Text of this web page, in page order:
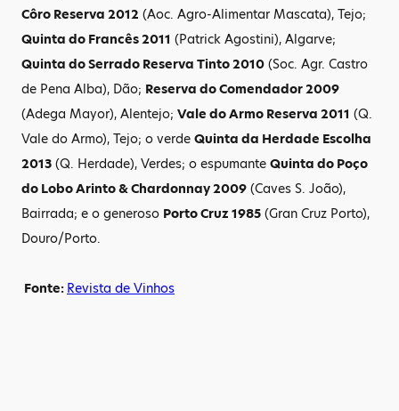
Côro Reserva 2012 (Aoc. Agro-Alimentar Mascata), Tejo;
Quinta do Francês 2011 (Patrick Agostini), Algarve;
Quinta do Serrado Reserva Tinto 2010 (Soc. Agr. Castro
de Pena Alba), Dão; Reserva do Comendador 2009
(Adega Mayor), Alentejo; Vale do Armo Reserva 2011 (Q.
Vale do Armo), Tejo; o verde Quinta da Herdade Escolha
2013 (Q. Herdade), Verdes; o espumante Quinta do Poço
do Lobo Arinto & Chardonnay 2009 (Caves S. João),
Bairrada; e o generoso Porto Cruz 1985 (Gran Cruz Porto),
Douro/Porto.
Fonte: Revista de Vinhos